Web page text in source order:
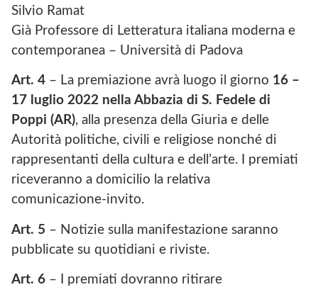
Silvio Ramat
Già Professore di Letteratura italiana moderna e
contemporanea – Università di Padova
Art. 4 – La premiazione avrà luogo il giorno 16 –
17 luglio 2022 nella Abbazia di S. Fedele di
Poppi (AR), alla presenza della Giuria e delle
Autorità politiche, civili e religiose nonché di
rappresentanti della cultura e dell’arte. I premiati
riceveranno a domicilio la relativa
comunicazione-invito.
Art. 5 – Notizie sulla manifestazione saranno
pubblicate su quotidiani e riviste.
Art. 6 – I premiati dovranno ritirare